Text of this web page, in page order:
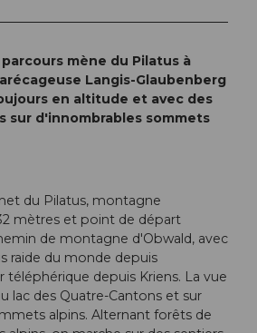
mène du Pilatus à
Langis-Glaubenberg
en altitude et avec des
sur d'innombrables sommets
du Pilatus, montagne
mètres et point de départ
de montagne d'Obwald, avec
raide du monde depuis
téléphérique depuis Kriens. La vue
lac des Quatre-Cantons et sur
alpins. Alternant forêts de